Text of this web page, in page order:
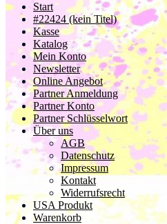
Start
#22424 (kein Titel)
Kasse
Katalog
Mein Konto
Newsletter
Online Angebot
Partner Anmeldung
Partner Konto
Partner Schlüsselwort
Über uns
AGB
Datenschutz
Impressum
Kontakt
Widerrufsrecht
USA Produkt
Warenkorb